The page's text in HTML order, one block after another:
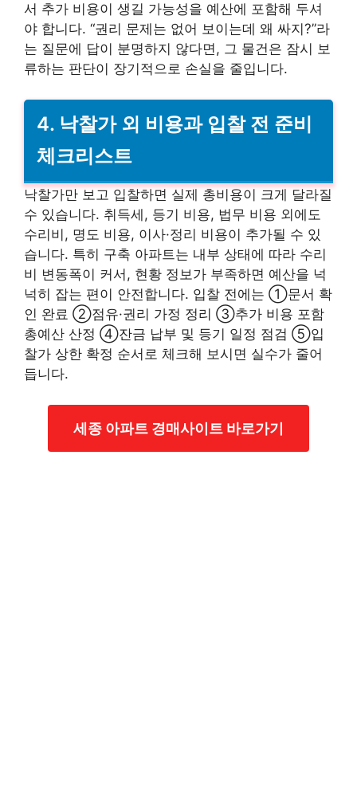
서 추가 비용이 생길 가능성을 예산에 포함해 두셔
야 합니다. “권리 문제는 없어 보이는데 왜 싸지?”라
는 질문에 답이 분명하지 않다면, 그 물건은 잠시 보
류하는 판단이 장기적으로 손실을 줄입니다.
4. 낙찰가 외 비용과 입찰 전 준비
체크리스트
낙찰가만 보고 입찰하면 실제 총비용이 크게 달라질
수 있습니다. 취득세, 등기 비용, 법무 비용 외에도
수리비, 명도 비용, 이사·정리 비용이 추가될 수 있
습니다. 특히 구축 아파트는 내부 상태에 따라 수리
비 변동폭이 커서, 현황 정보가 부족하면 예산을 넉
넉히 잡는 편이 안전합니다. 입찰 전에는 ①문서 확
인 완료 ②점유·권리 가정 정리 ③추가 비용 포함
총예산 산정 ④잔금 납부 및 등기 일정 점검 ⑤입
찰가 상한 확정 순서로 체크해 보시면 실수가 줄어
듭니다.
세종 아파트 경매사이트 바로가기